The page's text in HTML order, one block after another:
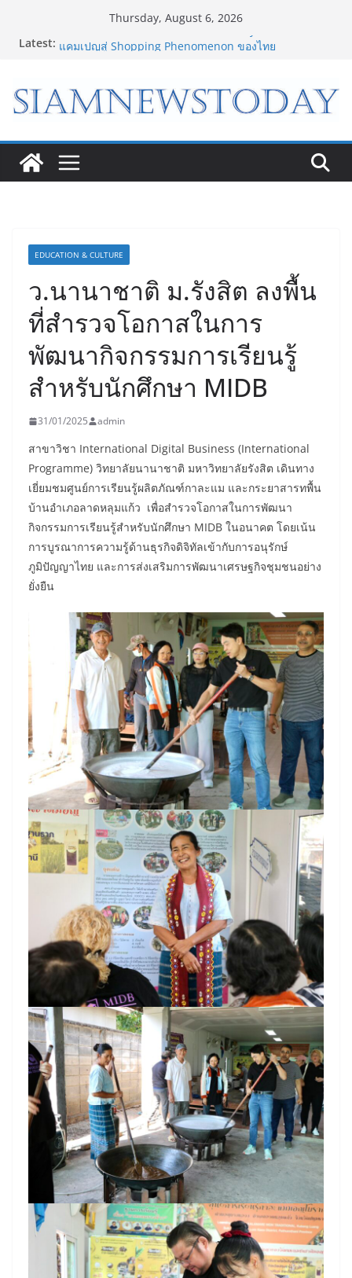
Thursday, August 6, 2026
Latest: เจาะเบื้องหลังความสำเร็จของ The 1 Day 2026 จาก
เคลื่อนการท่องเที่ยวไทยสู่มาตรฐานสากล ภายใต้
Thailand Green Tourism Plan 2030
Non 100% ครองที่ 1 ในใจผู้บริโภค 8 ปีซ้อน
“อนาคตของลูก” เริ่มต้นจากการเลือกโรงเรียนที่ใช่ !!! เปิด
มุมมองใหม่สู่การศึกษาระดับมัธยมในประเทศจีน
Bambu Lab เปิด Bambu World และ Authorized
EDUCATION & CULTURE
ว.นานาชาติ ม.รังสิต ลงพื้น
ที่สำรวจโอกาสในการ
พัฒนากิจกรรมการเรียนรู้
สำหรับนักศึกษา MIDB
31/01/2025 admin
สาขาวิชา International Digital Business (International
Programme) วิทยาลัยนานาชาติ มหาวิทยาลัยรังสิต เดินทาง
เยี่ยมชมศูนย์การเรียนรู้ผลิตภัณฑ์กาละแม และกระยาสารทพื้น
บ้านอำเภอลาดหลุมแก้ว เพื่อสำรวจโอกาสในการพัฒนา
กิจกรรมการเรียนรู้สำหรับนักศึกษา MIDB ในอนาคต โดยเน้น
การบูรณาการความรู้ด้านธุรกิจดิจิทัลเข้ากับการอนุรักษ์
ภูมิปัญญาไทย และการส่งเสริมการพัฒนาเศรษฐกิจชุมชนอย่าง
ยั่งยืน